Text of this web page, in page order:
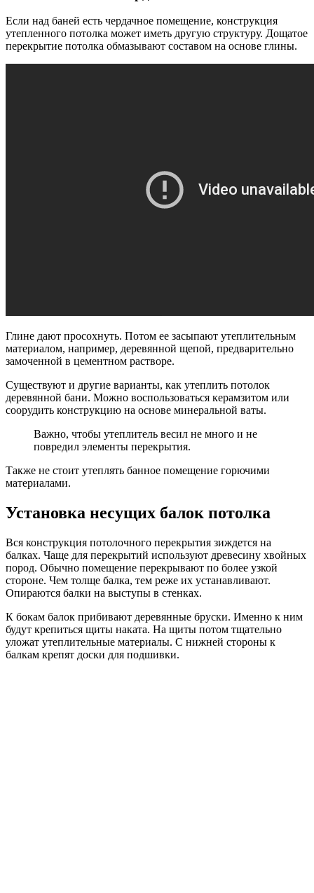
Если над баней есть чердачное помещение, конструкция
утепленного потолка может иметь другую структуру. Дощатое
перекрытие потолка обмазывают составом на основе глины.
Глине дают просохнуть. Потом ее засыпают утеплительным
материалом, например, деревянной щепой, предварительно
замоченной в цементном растворе.
Существуют и другие варианты, как утеплить потолок
деревянной бани. Можно воспользоваться керамзитом или
соорудить конструкцию на основе минеральной ваты.
Важно, чтобы утеплитель весил не много и не
повредил элементы перекрытия.
Также не стоит утеплять банное помещение горючими
материалами.
Установка несущих балок потолка
Вся конструкция потолочного перекрытия зиждется на
балках. Чаще для перекрытий используют древесину хвойных
пород. Обычно помещение перекрывают по более узкой
стороне. Чем толще балка, тем реже их устанавливают.
Опираются балки на выступы в стенках.
К бокам балок прибивают деревянные бруски. Именно к ним
будут крепиться щиты наката. На щиты потом тщательно
уложат утеплительные материалы. С нижней стороны к
балкам крепят доски для подшивки.